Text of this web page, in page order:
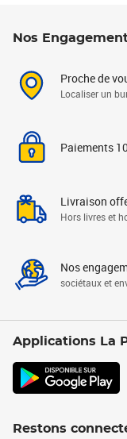
Nos
Proche de
Localiser un
Paiements
Livraison
Hors livres et
Nos
sociétaux et
Applications La
Restons